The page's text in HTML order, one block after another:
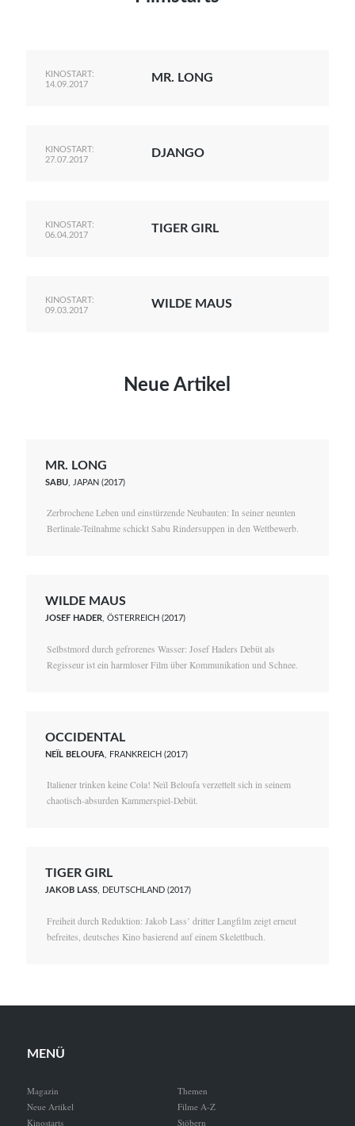
KINOSTART:
14.09.2017
MR. LONG
KINOSTART:
27.07.2017
DJANGO
KINOSTART:
06.04.2017
TIGER GIRL
KINOSTART:
09.03.2017
WILDE MAUS
Neue Artikel
MR. LONG
SABU , JAPAN (2017)
Zerbrochene Leben und einstürzende Neubauten: In seiner neunten
Berlinale-Teilnahme schickt Sabu Rindersuppen in den Wettbewerb.
WILDE MAUS
JOSEF HADER, ÖSTERREICH (2017)
Selbstmord durch gefrorenes Wasser: Josef Haders Debüt als
Regisseur ist ein harmloser Film über Kommunikation und Schnee.
OCCIDENTAL
NEÏL BELOUFA , FRANKREICH (2017)
Italiener trinken keine Cola! Neïl Beloufa verzettelt sich in seinem
chaotisch-absurden Kammerspiel-Debüt.
TIGER GIRL
JAKOB LASS , DEUTSCHLAND (2017)
Freiheit durch Reduktion: Jakob Lass’ dritter Langfilm zeigt erneut
befreites, deutsches Kino basierend auf einem Skelettbuch.
MENÜ
Magazin
Neue Artikel
Kinostarts
Themen
Filme A-Z
Stöbern